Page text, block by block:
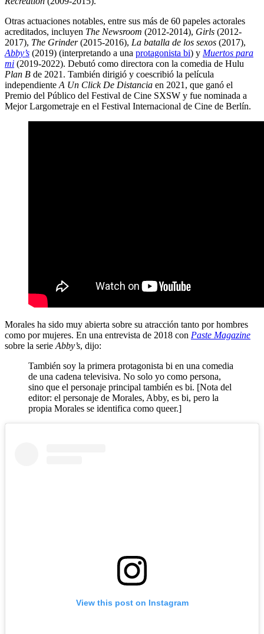
Otras actuaciones notables, entre sus más de 60 papeles actorales
acreditados, incluyen The Newsroom (2012-2014), Girls (2012-
2017), The Grinder(2015-2016), La batalla de los sexos (2017),
Abby’s (2019) (interpretando a una protagonista bi) y Muertos para
mi (2019-2022). Debutó como directora con la comedia de Hulu
Plan B de 2021. También dirigió y coescribió la película
independiente A Un Click De Distancia en 2021, que ganó el
Premio del Público del Festival de Cine SXSW y fue nominada a
Mejor Largometraje en el Festival Internacional de Cine de Berlín.
Morales ha sido muy abierta sobre su atracción tanto por hombres
como por mujeres. En una entrevista de 2018 con Paste Magazine
sobre la serie Abby’s, dijo:
También soy la primera protagonista bi en una comedia
de una cadena televisiva. No solo yo como persona,
sino que el personaje principal también es bi. [Nota del
editor: el personaje de Morales, Abby, es bi, pero la
propia Morales se identifica como queer.]
View this post on Instagram